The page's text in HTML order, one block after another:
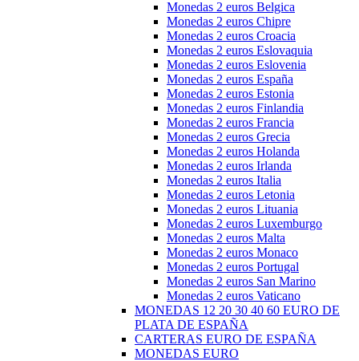
Monedas 2 euros Belgica
Monedas 2 euros Chipre
Monedas 2 euros Croacia
Monedas 2 euros Eslovaquia
Monedas 2 euros Eslovenia
Monedas 2 euros España
Monedas 2 euros Estonia
Monedas 2 euros Finlandia
Monedas 2 euros Francia
Monedas 2 euros Grecia
Monedas 2 euros Holanda
Monedas 2 euros Irlanda
Monedas 2 euros Italia
Monedas 2 euros Letonia
Monedas 2 euros Lituania
Monedas 2 euros Luxemburgo
Monedas 2 euros Malta
Monedas 2 euros Monaco
Monedas 2 euros Portugal
Monedas 2 euros San Marino
Monedas 2 euros Vaticano
MONEDAS 12 20 30 40 60 EURO DE
PLATA DE ESPAÑA
CARTERAS EURO DE ESPAÑA
MONEDAS EURO